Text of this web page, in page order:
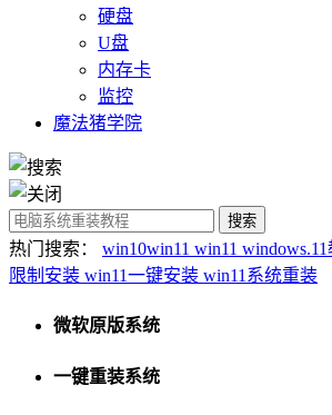
硬盘
U盘
内存卡
监控
魔法猪学院
热门搜索： win10win11 win11
限制安装 win11一键安装 win11系统重装
微软原版系统
一键重装系统